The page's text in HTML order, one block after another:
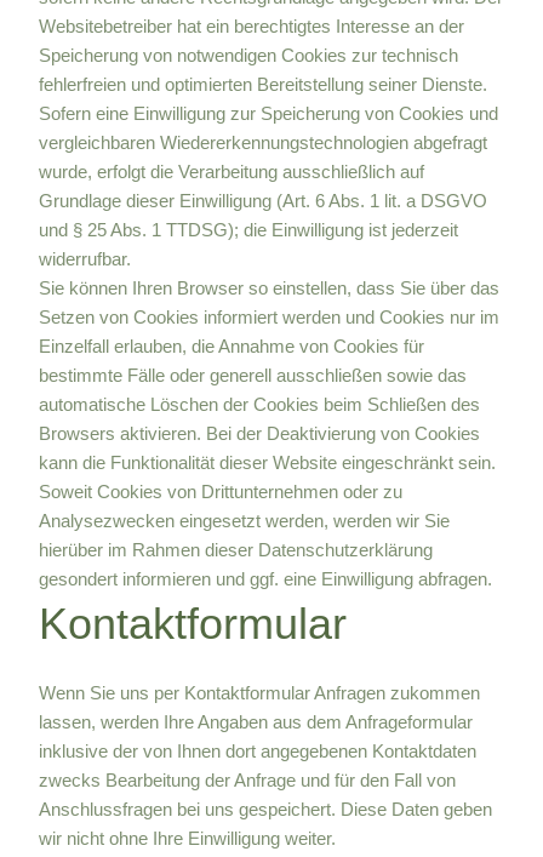
Websitebetreiber hat ein berechtigtes Interesse an der
Speicherung von notwendigen Cookies zur technisch
fehlerfreien und optimierten Bereitstellung seiner Dienste.
Sofern eine Einwilligung zur Speicherung von Cookies und
vergleichbaren Wiedererkennungstechnologien abgefragt
wurde, erfolgt die Verarbeitung ausschließlich auf
Grundlage dieser Einwilligung (Art. 6 Abs. 1 lit. a DSGVO
und § 25 Abs. 1 TTDSG); die Einwilligung ist jederzeit
widerrufbar.
Sie können Ihren Browser so einstellen, dass Sie über das
Setzen von Cookies informiert werden und Cookies nur im
Einzelfall erlauben, die Annahme von Cookies für
bestimmte Fälle oder generell ausschließen sowie das
automatische Löschen der Cookies beim Schließen des
Browsers aktivieren. Bei der Deaktivierung von Cookies
kann die Funktionalität dieser Website eingeschränkt sein.
Soweit Cookies von Drittunternehmen oder zu
Analysezwecken eingesetzt werden, werden wir Sie
hierüber im Rahmen dieser Datenschutzerklärung
gesondert informieren und ggf. eine Einwilligung abfragen.
Kontaktformular
Wenn Sie uns per Kontaktformular Anfragen zukommen
lassen, werden Ihre Angaben aus dem Anfrageformular
inklusive der von Ihnen dort angegebenen Kontaktdaten
zwecks Bearbeitung der Anfrage und für den Fall von
Anschlussfragen bei uns gespeichert. Diese Daten geben
wir nicht ohne Ihre Einwilligung weiter.